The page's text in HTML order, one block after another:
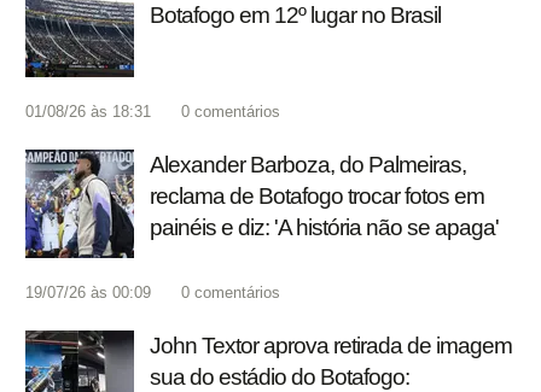
Botafogo em 12º lugar no Brasil
01/08/26 às 18:31 0 comentários
Alexander Barboza, do Palmeiras,
reclama de Botafogo trocar fotos em
painéis e diz: 'A história não se apaga'
19/07/26 às 00:09 0 comentários
John Textor aprova retirada de imagem
sua do estádio do Botafogo: